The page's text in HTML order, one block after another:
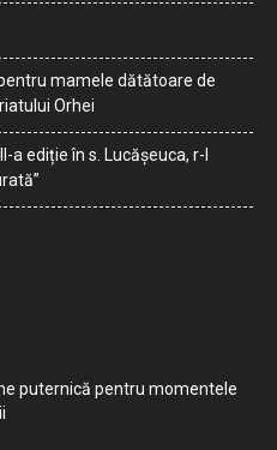
mamele dătătoare de
Orhei
a ediție în s. Lucășeuca, r-l
puternică pentru momentele